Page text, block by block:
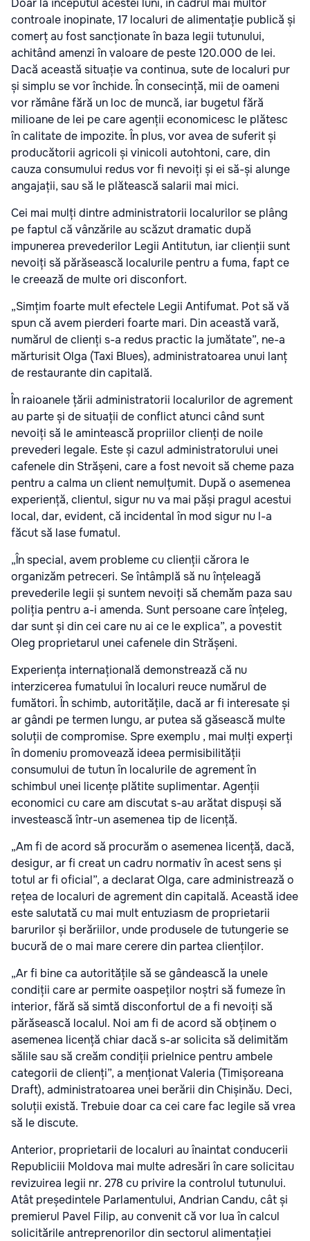
controale inopinate, 17 localuri de alimentație publică și
comerț au fost sancționate în baza legii tutunului,
achitând amenzi în valoare de peste 120.000 de lei.
Dacă această situație va continua, sute de localuri pur
și simplu se vor închide. În consecință, mii de oameni
vor rămâne fără un loc de muncă, iar bugetul fără
milioane de lei pe care agenții economicesc le plătesc
în calitate de impozite. În plus, vor avea de suferit și
producătorii agricoli și vinicoli autohtoni, care, din
cauza consumului redus vor fi nevoiți și ei să-și alunge
angajații, sau să le plătească salarii mai mici.
Cei mai mulți dintre administratorii localurilor se plâng
pe faptul că vânzările au scăzut dramatic după
impunerea prevederilor Legii Antitutun, iar clienții sunt
nevoiți să părăsească localurile pentru a fuma, fapt ce
le creează de multe ori disconfort.
„Simțim foarte mult efectele Legii Antifumat. Pot să vă
spun că avem pierderi foarte mari. Din această vară,
numărul de clienți s-a redus practic la jumătate”, ne-a
mărturisit Olga (Taxi Blues), administratoarea unui lanț
de restaurante din capitală.
În raioanele țării administratorii localurilor de agrement
au parte și de situații de conflict atunci când sunt
nevoiți să le amintească propriilor clienți de noile
prevederi legale. Este și cazul administratorului unei
cafenele din Strășeni, care a fost nevoit să cheme paza
pentru a calma un client nemulțumit. După o asemenea
experiență, clientul, sigur nu va mai păși pragul acestui
local, dar, evident, că incidental în mod sigur nu l-a
făcut să lase fumatul.
„În special, avem probleme cu clienții cărora le
organizăm petreceri. Se întâmplă să nu înțeleagă
prevederile legii și suntem nevoiți să chemăm paza sau
poliția pentru a-i amenda. Sunt persoane care înțeleg,
dar sunt și din cei care nu ai ce le explica”, a povestit
Oleg proprietarul unei cafenele din Strășeni.
Experiența internațională demonstrează că nu
interzicerea fumatului în localuri reuce numărul de
fumători. În schimb, autoritățile, dacă ar fi interesate și
ar gândi pe termen lungu, ar putea să găsească multe
soluții de compromise. Spre exemplu , mai mulți experți
în domeniu promovează ideea permisibilității
consumului de tutun în localurile de agrement în
schimbul unei licențe plătite suplimentar. Agenții
economici cu care am discutat s-au arătat dispuși să
investească într-un asemenea tip de licență.
„Am fi de acord să procurăm o asemenea licență, dacă,
desigur, ar fi creat un cadru normativ în acest sens și
totul ar fi oficial”, a declarat Olga, care administrează o
rețea de localuri de agrement din capitală. Această idee
este salutată cu mai mult entuziasm de proprietarii
barurilor și berăriilor, unde produsele de tutungerie se
bucură de o mai mare cerere din partea clienților.
„Ar fi bine ca autoritățile să se gândească la unele
condiții care ar permite oaspeților noștri să fumeze în
interior, fără să simtă disconfortul de a fi nevoiți să
părăsească localul. Noi am fi de acord să obținem o
asemenea licență chiar dacă s-ar solicita să delimităm
sălile sau să creăm condiții prielnice pentru ambele
categorii de clienți”, a menționat Valeria (Timișoreana
Draft), administratoarea unei berării din Chișinău. Deci,
soluții există. Trebuie doar ca cei care fac legile să vrea
să le discute.
Anterior, proprietarii de localuri au înaintat conducerii
Republiciii Moldova mai multe adresări în care solicitau
revizuirea legii nr. 278 cu privire la controlul tutunului.
Atât președintele Parlamentului, Andrian Candu, cât și
premierul Pavel Filip, au convenit că vor lua în calcul
solicitările antreprenorilor din sectorul alimentației